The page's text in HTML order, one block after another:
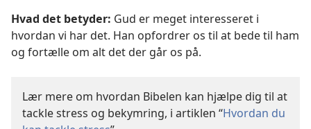
Hvad det betyder: Gud er meget interesseret i
hvordan vi har det. Han opfordrer os til at bede til ham
og fortælle om alt det der går os på.
Lær mere om hvordan Bibelen kan hjælpe dig til at
tackle stress og bekymring, i artiklen “Hvordan du